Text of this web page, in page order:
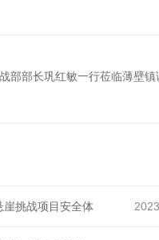
部部长巩红敏一行莅临薄壁镇
崖挑战项目安全体